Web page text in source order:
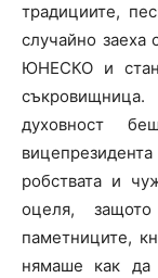
традициите,
случайно заеха
ЮНЕСКО и
духовност
робствата и
оцеля,
паметниците,
нямаше как да